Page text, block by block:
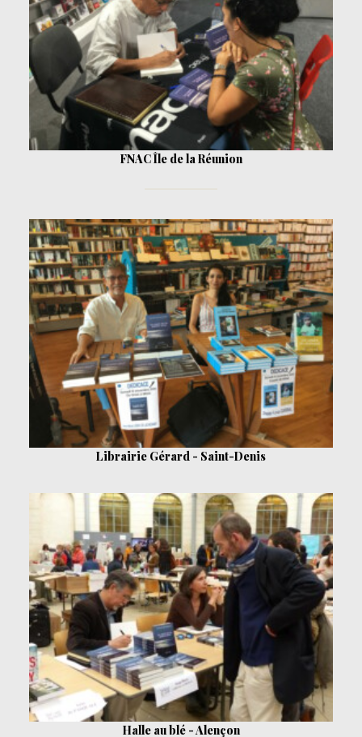
FNAC Île de la Réunion
Librairie Gérard - Saint-Denis
Halle au blé - Alençon